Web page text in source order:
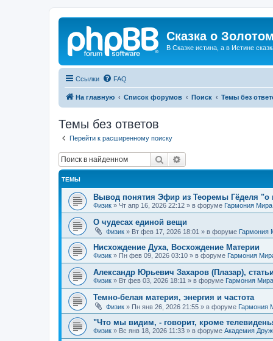
Сказка о
В Сказке истина, а в Истине
Ссылки FAQ
На главную Список форумов Поиск Темы без
Темы без ответов
Перейти к расширенному поиску
Поиск
ТЕМЫ
Вывод понятия Эфир из Теоремы Гёделя "о
Физик » Чт апр 16, 2026 22:12 » в форуме Гармония Мира
О чудесах единой вещи
Физик » Вт фев 17, 2026 18:01 » в форуме Гармония
Нисхождение Духа, Восхождение Материи
Физик » Пн фев 09, 2026 03:10 » в форуме Гармония
Александр Юрьевич Захаров (Плазар), статьи
Физик » Вт фев 03, 2026 18:11 » в форуме Гармония Мира
Темно-белая материя, энергия и частота
Физик » Пн янв 26, 2026 21:55 » в форуме Гармония
"Что мы видим, - говорит, кроме
Физик » Вс янв 18, 2026 11:33 » в форуме Академия